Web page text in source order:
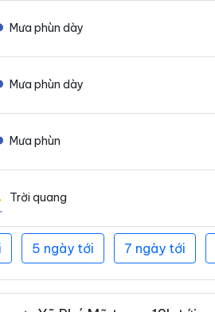
Mưa phùn dày
Mưa phùn dày
Mưa phùn
Trời quang
5 ngày tới 7 ngày tới